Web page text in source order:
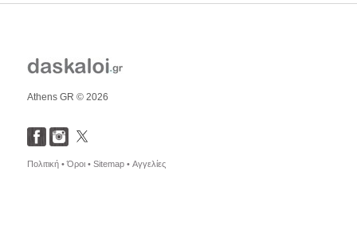
Athens GR © 2026
Πολιτική •Όροι • Sitemap • Αγγελίες